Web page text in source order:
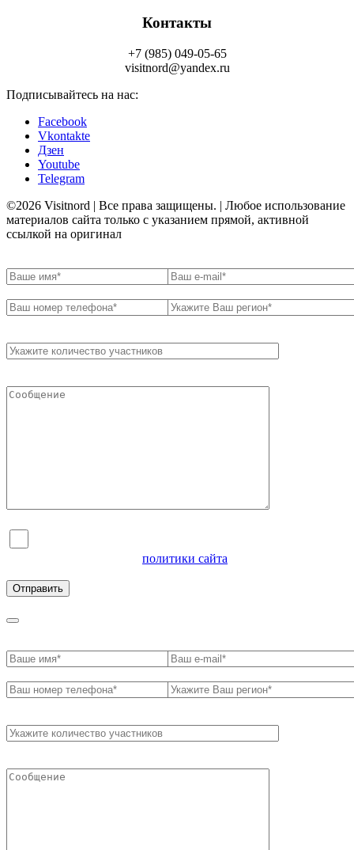
Контакты
+7 (985) 049-05-65
visitnord@yandex.ru
Подписывайтесь на нас:
Facebook
Vkontakte
Дзен
Youtube
Telegram
©2026 Visitnord | Все права защищены. | Любое использование
материалов сайта только с указанием прямой, активной
ссылкой на оригинал
политики сайта